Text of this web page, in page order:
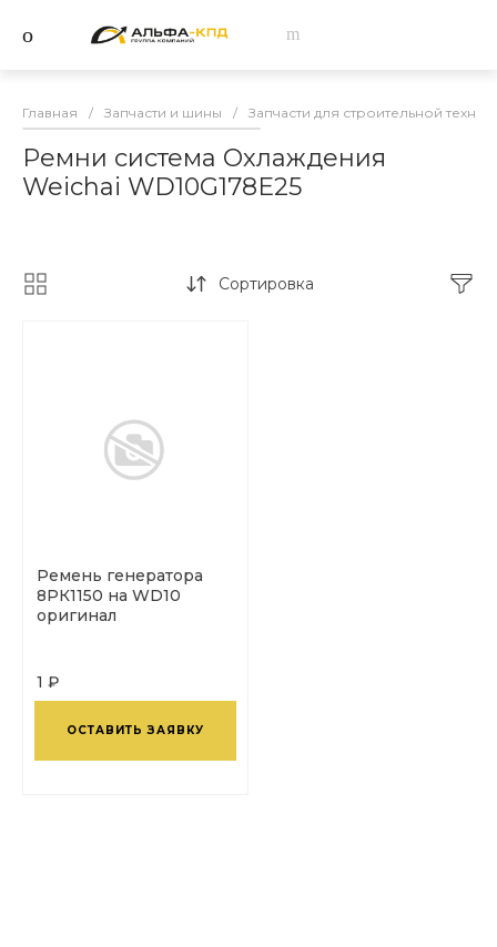
Главная / Запчасти и шины / Запчасти для строительной
Ремни система Охлаждения
Weichai WD10G178E25
Сортировка
Ремень генератора
8РК1150 на WD10
оригинал
1 ₽
ОСТАВИТЬ ЗАЯВКУ